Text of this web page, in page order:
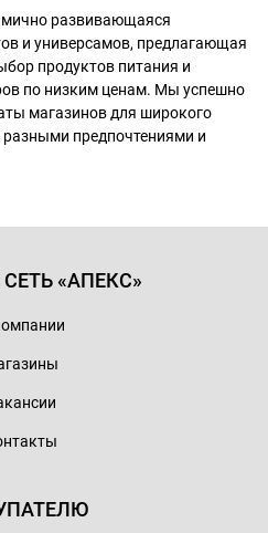
развивающаяся
и универсамов, предлагающая
продуктов питания и
по низким ценам. Мы успешно
магазинов для широкого
предпочтениями и
«АПЕКС»